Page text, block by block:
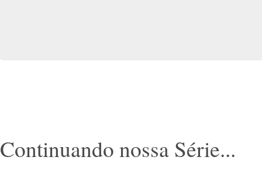
Continuando nossa Série...